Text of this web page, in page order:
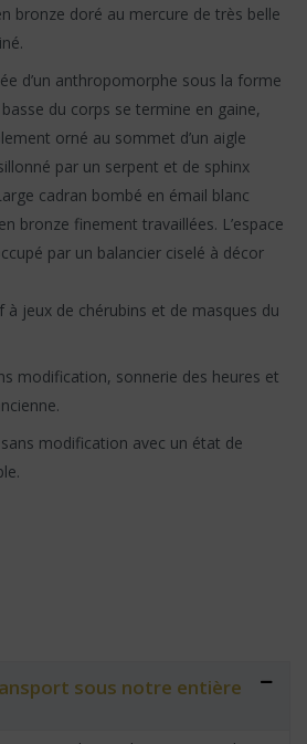
bronze doré au mercure de très belle
d’un anthropomorphe sous la forme
du corps se termine en gaine,
orné au sommet d’un aigle
par un serpent et de sphinx
cadran bombé en émail blanc
bronze finement travaillées. L’espace
par un balancier ciselé à décor
à jeux de chérubins et de masques du
modification, sonnerie des heures et
modification avec un état de
sous notre entière